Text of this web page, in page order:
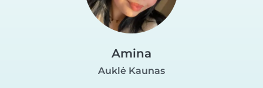
Amina
Auklė Kaunas